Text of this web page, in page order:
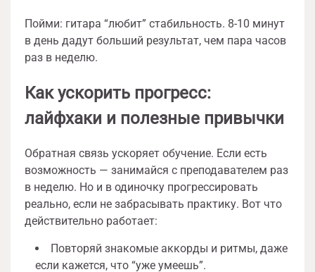
Пойми: гитара “любит” стабильность. 8-10 минут
в день дадут больший результат, чем пара часов
раз в неделю.
Как ускорить прогресс:
лайфхаки и полезные привычки
Обратная связь ускоряет обучение. Если есть
возможность — занимайся с преподавателем раз
в неделю. Но и в одиночку прогрессировать
реально, если не забрасывать практику. Вот что
действительно работает:
Повторяй знакомые аккорды и ритмы, даже
если кажется, что “уже умеешь”.